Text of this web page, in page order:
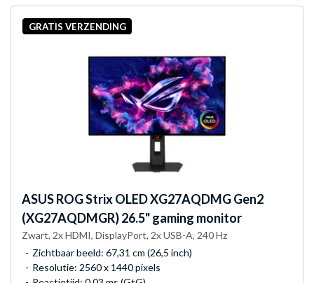
GRATIS VERZENDING
ASUSROG Strix OLED XG27AQDMG Gen2
(XG27AQDMGR) 26.5" gaming monitor
Zwart, 2x HDMI, DisplayPort, 2x USB-A, 240 Hz
Zichtbaar beeld: 67,31 cm (26,5 inch)
Resolutie: 2560 x 1440 pixels